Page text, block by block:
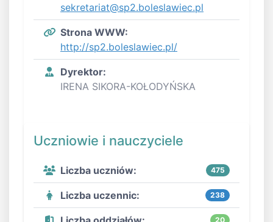
sekretariat@sp2.boleslawiec.pl
Strona WWW:
http://sp2.boleslawiec.pl/
Dyrektor:
IRENA SIKORA-KOŁODYŃSKA
Uczniowie i nauczyciele
Liczba uczniów: 475
Liczba uczennic: 238
20